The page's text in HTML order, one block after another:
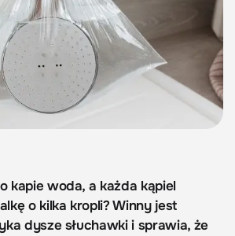
kapie woda, a każda kąpiel
o kilka kropli? Winny jest
dysze słuchawki i sprawia, że